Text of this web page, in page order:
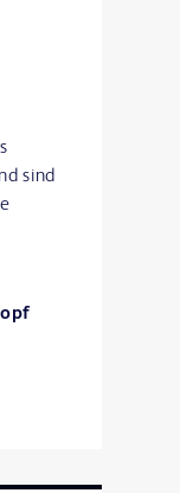
sind